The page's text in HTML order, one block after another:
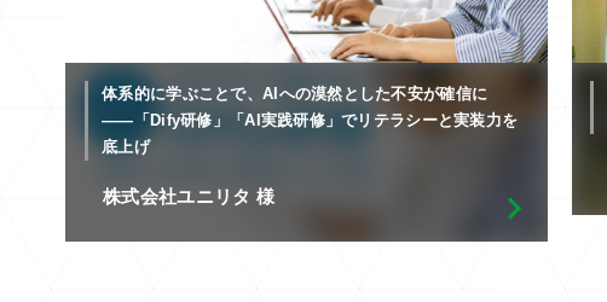
体系的に学ぶことで、AIへの漠然とした不安が確信に
――「Dify研修」「AI実践研修」でリテラシーと実装力を
底上げ
株式会社ユニリタ 様